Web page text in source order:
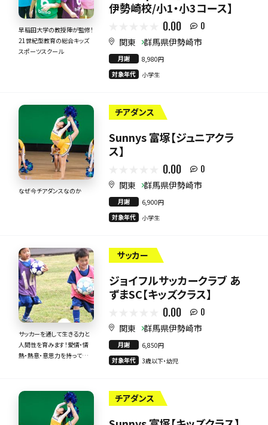
早稲田大学の教授陣が監修！
21世紀型教育の総合キッズ
スポーツスクール
伊勢崎校/小1・小3コース】
0.00 0
関東 群馬県伊勢崎市
月謝
8,980円
対象年代
小学生
なぜ今チアダンスなのか
チアダンス
Sunnys 富塚【ジュニアクラ
ス】
0.00 0
関東 群馬県伊勢崎市
月謝
6,900円
対象年代
小学生
サッカーを通して生きる力と
人間性を育みます！愛情・情
熱・熱意・意思力を持って全
サッカー
ジョイフルサッカークラブ あ
ずまSC【キッズクラス】
0.00 0
関東 群馬県伊勢崎市
月謝
6,850円
対象年代
3歳以下・幼児
チアダンス